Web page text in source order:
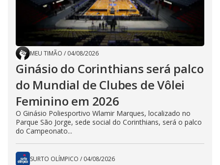
MEU TIMÃO / 04/08/2026
Ginásio do Corinthians será palco
do Mundial de Clubes de Vôlei
Feminino em 2026
O Ginásio Poliesportivo Wlamir Marques, localizado no
Parque São Jorge, sede social do Corinthians, será o palco
do Campeonato...
SURTO OLÍMPICO / 04/08/2026